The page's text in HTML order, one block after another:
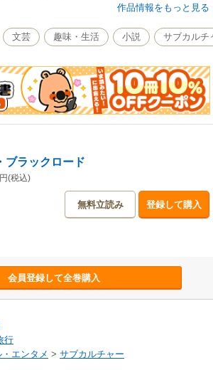
」で受けた危険なお誘い、ラオスで食すハッピ
の怪しい面々に、嵐よういちがキレまくる。
ード』シリーズ第四弾！
作品情報をもっと見る
文芸 趣味・生活 小説 サブカルチ
ブラックロード
(税込)
無料立読み 登録して購入
会員登録して全巻購入
行
エンタメ > サブカルチャー